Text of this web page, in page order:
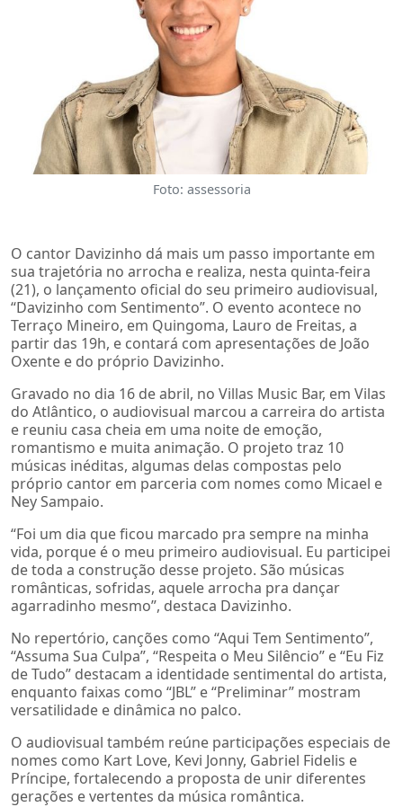
Foto: assessoria
O cantor Davizinho dá mais um passo importante em
sua trajetória no arrocha e realiza, nesta quinta-feira
(21), o lançamento oficial do seu primeiro audiovisual,
“Davizinho com Sentimento”. O evento acontece no
Terraço Mineiro, em Quingoma, Lauro de Freitas, a
partir das 19h, e contará com apresentações de João
Oxente e do próprio Davizinho.
Gravado no dia 16 de abril, no Villas Music Bar, em Vilas
do Atlântico, o audiovisual marcou a carreira do artista
e reuniu casa cheia em uma noite de emoção,
romantismo e muita animação. O projeto traz 10
músicas inéditas, algumas delas compostas pelo
próprio cantor em parceria com nomes como Micael e
Ney Sampaio.
“Foi um dia que ficou marcado pra sempre na minha
vida, porque é o meu primeiro audiovisual. Eu participei
de toda a construção desse projeto. São músicas
românticas, sofridas, aquele arrocha pra dançar
agarradinho mesmo”, destaca Davizinho.
No repertório, canções como “Aqui Tem Sentimento”,
“Assuma Sua Culpa”, “Respeita o Meu Silêncio” e “Eu Fiz
de Tudo” destacam a identidade sentimental do artista,
enquanto faixas como “JBL” e “Preliminar” mostram
versatilidade e dinâmica no palco.
O audiovisual também reúne participações especiais de
nomes como Kart Love, Kevi Jonny, Gabriel Fidelis e
Príncipe, fortalecendo a proposta de unir diferentes
gerações e vertentes da música romântica.